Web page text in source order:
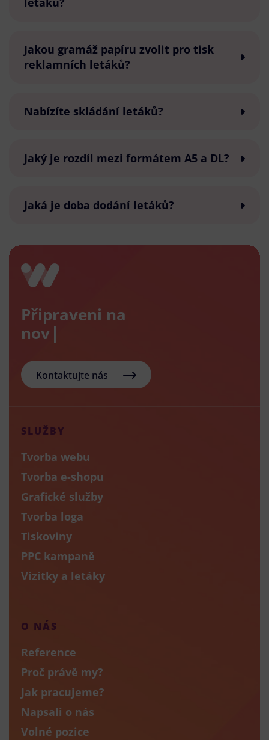
Jakou gramáž papíru zvolit pro tisk
reklamních letáků?
Nabízíte skládání letáků?
Jaký je rozdíl mezi formátem A5 a DL?
Jaká je doba dodání letáků?
Připraveni na
nový e-sho
Kontaktujte nás
SLUŽBY
Tvorba webu
Tvorba e-shopu
Grafické služby
Tvorba loga
Tiskoviny
PPC kampaně
Vizitky a letáky
O NÁS
Reference
Proč právě my?
Jak pracujeme?
Napsali o nás
Volné pozice